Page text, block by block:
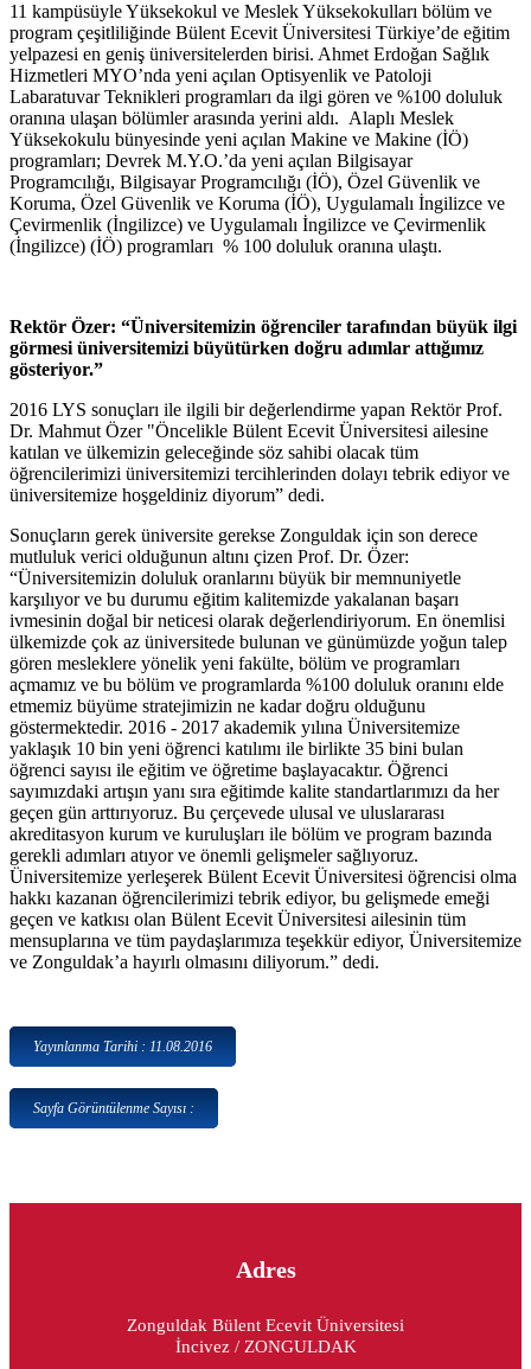
11 kampüsüyle Yüksekokul ve Meslek Yüksekokulları bölüm ve
program çeşitliliğinde Bülent Ecevit Üniversitesi Türkiye’de eğitim
yelpazesi en geniş üniversitelerden birisi. Ahmet Erdoğan Sağlık
Hizmetleri MYO’nda yeni açılan Optisyenlik ve Patoloji
Labaratuvar Teknikleri programları da ilgi gören ve %100 doluluk
oranına ulaşan bölümler arasında yerini aldı. Alaplı Meslek
Yüksekokulu bünyesinde yeni açılan Makine ve Makine (İÖ)
programları; Devrek M.Y.O.’da yeni açılan Bilgisayar
Programcılığı, Bilgisayar Programcılığı (İÖ), Özel Güvenlik ve
Koruma, Özel Güvenlik ve Koruma (İÖ), Uygulamalı İngilizce ve
Çevirmenlik (İngilizce) ve Uygulamalı İngilizce ve Çevirmenlik
(İngilizce) (İÖ) programları % 100 doluluk oranına ulaştı.
Rektör Özer: “Üniversitemizin öğrenciler tarafından büyük ilgi
görmesi üniversitemizi büyütürken doğru adımlar attığımız
gösteriyor.”
2016 LYS sonuçları ile ilgili bir değerlendirme yapan Rektör Prof.
Dr. Mahmut Özer "Öncelikle Bülent Ecevit Üniversitesi ailesine
katılan ve ülkemizin geleceğinde söz sahibi olacak tüm
öğrencilerimizi üniversitemizi tercihlerinden dolayı tebrik ediyor ve
üniversitemize hoşgeldiniz diyorum” dedi.
Sonuçların gerek üniversite gerekse Zonguldak için son derece
mutluluk verici olduğunun altını çizen Prof. Dr. Özer:
“Üniversitemizin doluluk oranlarını büyük bir memnuniyetle
karşılıyor ve bu durumu eğitim kalitemizde yakalanan başarı
ivmesinin doğal bir neticesi olarak değerlendiriyorum. En önemlisi
ülkemizde çok az üniversitede bulunan ve günümüzde yoğun talep
gören mesleklere yönelik yeni fakülte, bölüm ve programları
açmamız ve bu bölüm ve programlarda %100 doluluk oranını elde
etmemiz büyüme stratejimizin ne kadar doğru olduğunu
göstermektedir. 2016 - 2017 akademik yılına Üniversitemize
yaklaşık 10 bin yeni öğrenci katılımı ile birlikte 35 bini bulan
öğrenci sayısı ile eğitim ve öğretime başlayacaktır. Öğrenci
sayımızdaki artışın yanı sıra eğitimde kalite standartlarımızı da her
geçen gün arttırıyoruz. Bu çerçevede ulusal ve uluslararası
akreditasyon kurum ve kuruluşları ile bölüm ve program bazında
gerekli adımları atıyor ve önemli gelişmeler sağlıyoruz.
Üniversitemize yerleşerek Bülent Ecevit Üniversitesi öğrencisi olma
hakkı kazanan öğrencilerimizi tebrik ediyor, bu gelişmede emeği
geçen ve katkısı olan Bülent Ecevit Üniversitesi ailesinin tüm
mensuplarına ve tüm paydaşlarımıza teşekkür ediyor, Üniversitemize
ve Zonguldak’a hayırlı olmasını diliyorum.” dedi.
Yayınlanma Tarihi : 11.08.2016
Sayfa Görüntülenme Sayısı :
Adres
Zonguldak Bülent Ecevit Üniversitesi
İncivez / ZONGULDAK